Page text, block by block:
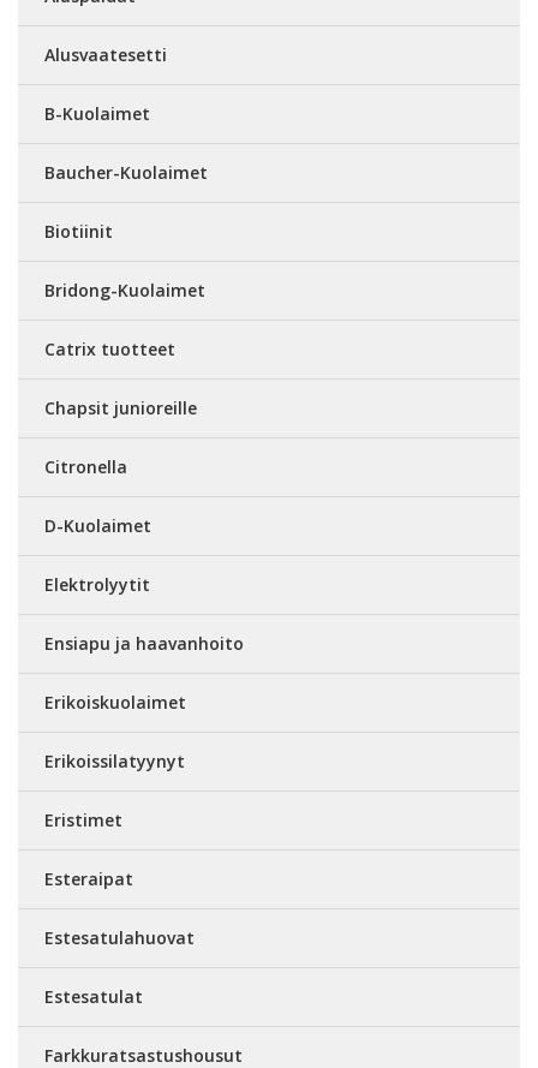
Alusvaatesetti
B-Kuolaimet
Baucher-Kuolaimet
Biotiinit
Bridong-Kuolaimet
Catrix tuotteet
Chapsit junioreille
Citronella
D-Kuolaimet
Elektrolyytit
Ensiapu ja haavanhoito
Erikoiskuolaimet
Erikoissilatyynyt
Eristimet
Esteraipat
Estesatulahuovat
Estesatulat
Farkkuratsastushousut